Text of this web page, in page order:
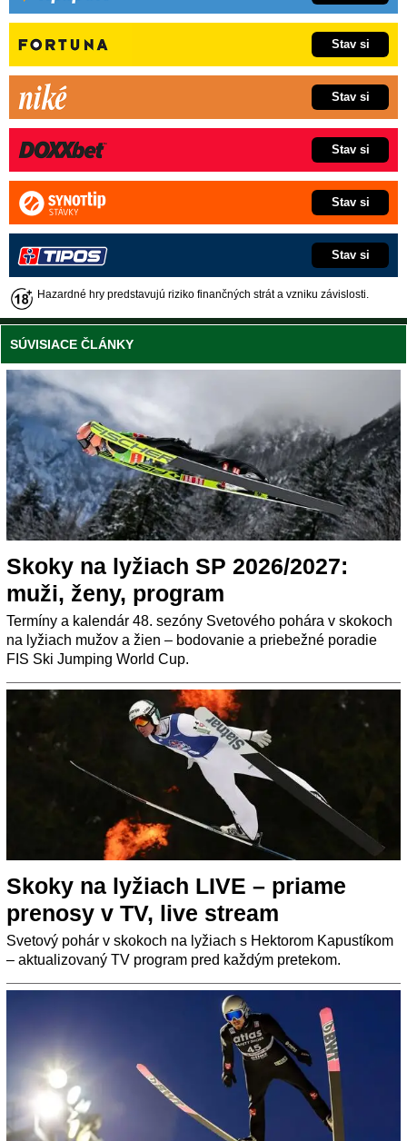
Stav si
Stav si
Stav si
Stav si
Stav si
Hazardné hry predstavujú riziko finančných strát a vzniku závislosti.
SÚVISIACE ČLÁNKY
Skoky na lyžiach SP 2026/2027:
muži, ženy, program
Termíny a kalendár 48. sezóny Svetového pohára v skokoch
na lyžiach mužov a žien – bodovanie a priebežné poradie
FIS Ski Jumping World Cup.
Skoky na lyžiach LIVE – priame
prenosy v TV, live stream
Svetový pohár v skokoch na lyžiach s Hektorom Kapustíkom
– aktualizovaný TV program pred každým pretekom.